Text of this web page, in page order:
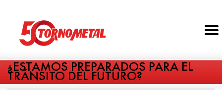
¿ESTAMOS PREPARADOS PARA EL
TRÁNSITO DEL FUTURO?